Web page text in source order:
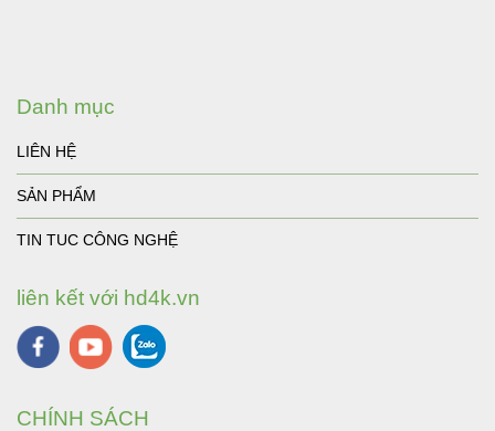
Danh mục
LIÊN HỆ
SẢN PHẨM
TIN TUC CÔNG NGHỆ
liên kết với hd4k.vn
CHÍNH SÁCH